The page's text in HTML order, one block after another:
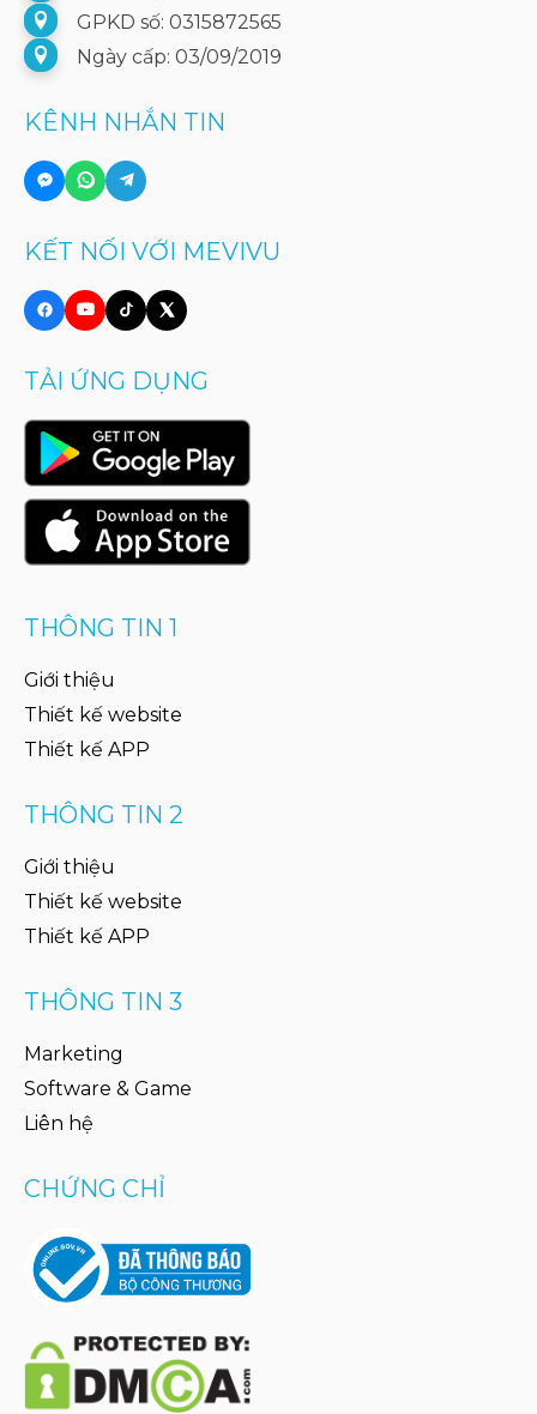
GPKD số: 0315872565
Ngày cấp: 03/09/2019
KÊNH NHẮN TIN
KẾT NỐI VỚI MEVIVU
TẢI ỨNG DỤNG
THÔNG TIN 1
Giới thiệu
Thiết kế website
Thiết kế APP
THÔNG TIN 2
Giới thiệu
Thiết kế website
Thiết kế APP
THÔNG TIN 3
Marketing
Software & Game
Liên hệ
CHỨNG CHỈ